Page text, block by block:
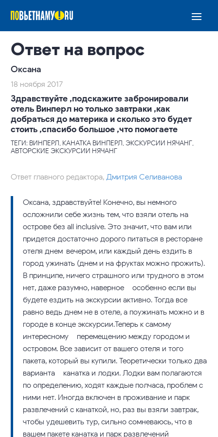
Ответ на вопрос
Оксана
18 ноября 2017
Здравствуйте ,подскажите забронировали
отель Винперл но только завтраки ,как
добраться до материка и сколько это будет
стоить ,спасибо большое ,что помогаете
ТЕГИ: ВИНПЕРЛ, КАНАТКА ВИНПЕРЛ, ЭКСКУРСИИ НЯЧАНГ,
АВТОРСКИЕ ЭКСКУРСИИ НЯЧАНГ
Ответ главного редактора,Дмитрия Селиванова
Оксана, здравствуйте! Конечно, вы немного
осложнили себе жизнь тем, что взяли отель на
острове без all inclusive. Это значит, что вам или
придется достаточно дорого питаться в ресторане
отеля днем-вечером, или каждый день ездить в
город ужинать (днем и на фруктах можно прожить).
В принципе, ничего страшного или трудного в этом
нет, даже разумно, наверное – особенно если вы
будете ездить на экскурсии активно. Тогда все
равно ведь днем не в отеле, а поужинать можно и в
городе в конце экскурсии.Теперь к самому
интересному – перемещению между городом и
островом. Все зависит от вашего отеля и того
пакета, который вы купили. Теоретически только два
варианта – канатка и лодки. Лодки вам полагаются
по определению, ходят каждые полчаса, проблем с
ними нет. Иногда включен в проживание и парк
развлечений с канаткой, но, раз вы взяли завтрак,
чтобы удешевить тур, сильно сомневаюсь, что в
вашем пакете канатка и парк развлечений